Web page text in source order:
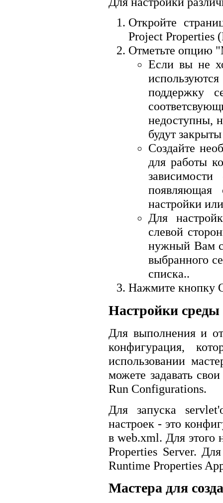
Откройте
Project Properties
Отметьте опцию
Если вы не
поддержку
недоступны,
будут
Создайте
для работы
появляющая
настройки
Для
слевой
нужный Вам
выбранного
списка..
Нажмите кнопку
Настройки
Для выполнения и
конфигурация,
использовании
можете задавать
Run Configurations.
Для запуска
настроек - это
в web.xml. Для этого
Properties Server.
Runtime Properties
Мастера для